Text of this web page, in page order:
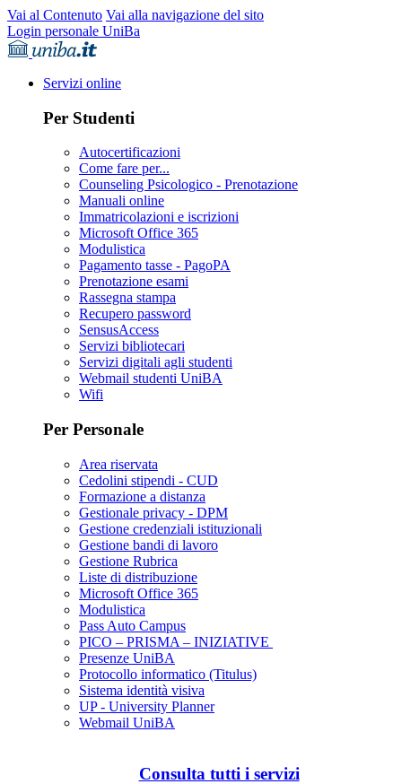
Vai al Contenuto Vai alla navigazione del sito
Login personale UniBa
Servizi online
Per Studenti
Autocertificazioni
Come fare per...
Counseling Psicologico - Prenotazione
Manuali online
Immatricolazioni e iscrizioni
Microsoft Office 365
Modulistica
Pagamento tasse - PagoPA
Prenotazione esami
Rassegna stampa
Recupero password
SensusAccess
Servizi bibliotecari
Servizi digitali agli studenti
Webmail studenti UniBA
Wifi
Per Personale
Area riservata
Cedolini stipendi - CUD
Formazione a distanza
Gestionale privacy - DPM
Gestione credenziali istituzionali
Gestione bandi di lavoro
Gestione Rubrica
Liste di distribuzione
Microsoft Office 365
Modulistica
Pass Auto Campus
PICO – PRISMA – INIZIATIVE
Presenze UniBA
Protocollo informatico (Titulus)
Sistema identità visiva
UP - University Planner
Webmail UniBA
Consulta tutti i servizi